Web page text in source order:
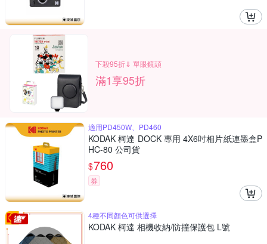
下殺95折⇓ 單眼鏡頭
滿1享95折
適用PD450W、PD460
KODAK 柯達 DOCK 專用 4X6吋相片紙連墨盒P
HC-80 公司貨
$760
券
4種不同顏色可供選擇
KODAK 柯達 相機收納/防撞保護包 L號